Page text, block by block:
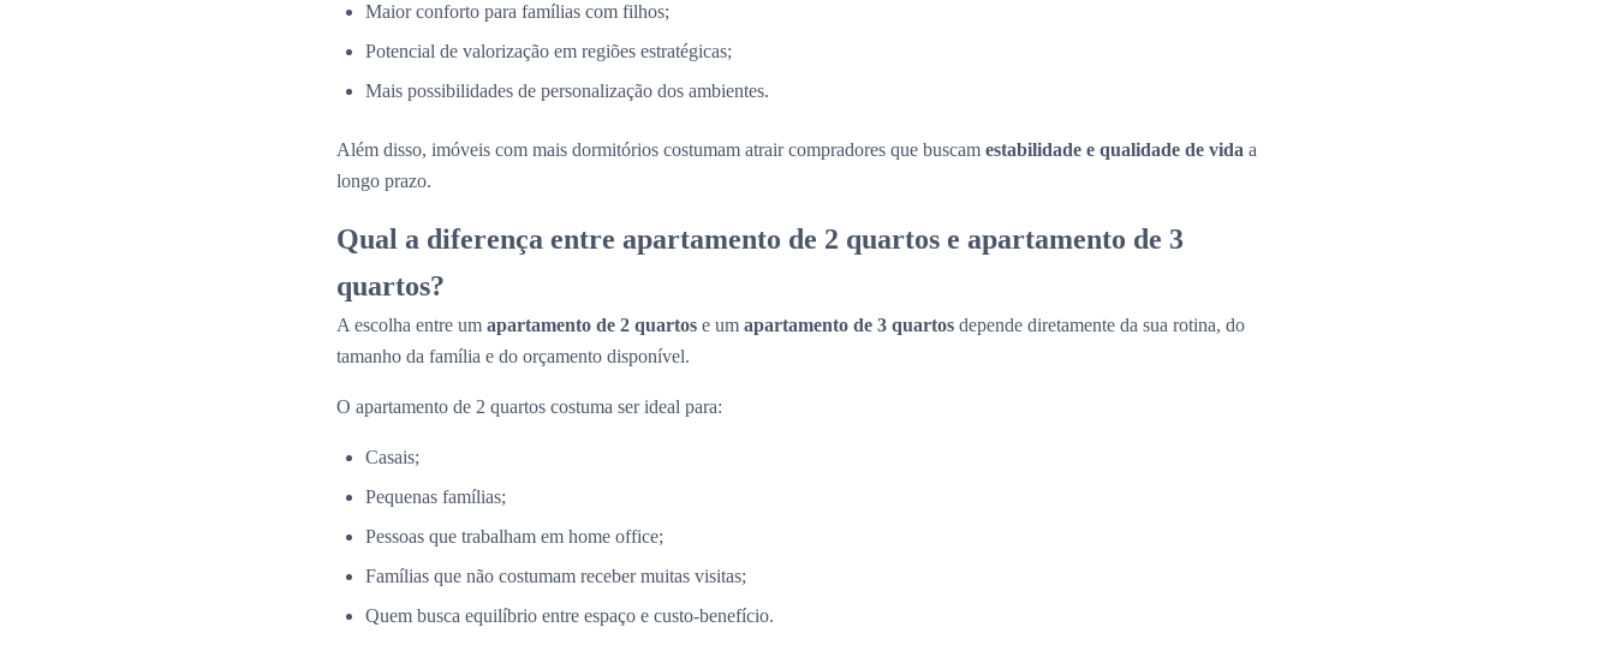
Maior conforto para famílias com filhos;
Potencial de valorização em regiões estratégicas;
Mais possibilidades de personalização dos ambientes.
Além disso, imóveis com mais dormitórios costumam atrair compradores que buscam estabilidade e qualidade de vida a
longo prazo.
Qual a diferença entre apartamento de 2 quartos e apartamento de 3
quartos?
A escolha entre um apartamento de 2 quartos e um apartamento de 3 quartos depende diretamente da sua rotina, do
tamanho da família e do orçamento disponível.
O apartamento de 2 quartos costuma ser ideal para:
Casais;
Pequenas famílias;
Pessoas que trabalham em home office;
Famílias que não costumam receber muitas visitas;
Quem busca equilíbrio entre espaço e custo-benefício.